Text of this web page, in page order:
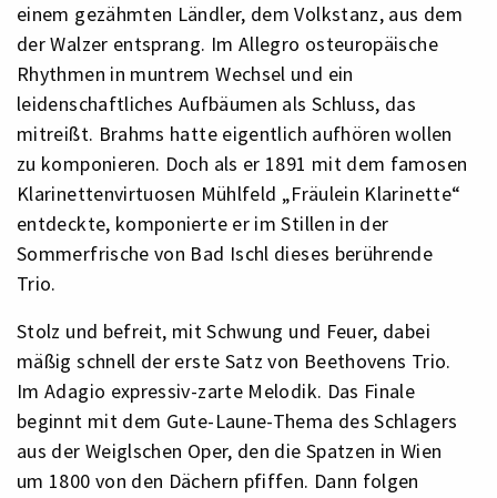
einem gezähmten Ländler, dem Volkstanz, aus dem
der Walzer entsprang. Im Allegro osteuropäische
Rhythmen in muntrem Wechsel und ein
leidenschaftliches Aufbäumen als Schluss, das
mitreißt. Brahms hatte eigentlich aufhören wollen
zu komponieren. Doch als er 1891 mit dem famosen
Klarinettenvirtuosen Mühlfeld „Fräulein Klarinette“
entdeckte, komponierte er im Stillen in der
Sommerfrische von Bad Ischl dieses berührende
Trio.
Stolz und befreit, mit Schwung und Feuer, dabei
mäßig schnell der erste Satz von Beethovens Trio.
Im Adagio expressiv-zarte Melodik. Das Finale
beginnt mit dem Gute-Laune-Thema des Schlagers
aus der Weiglschen Oper, den die Spatzen in Wien
um 1800 von den Dächern pfiffen. Dann folgen